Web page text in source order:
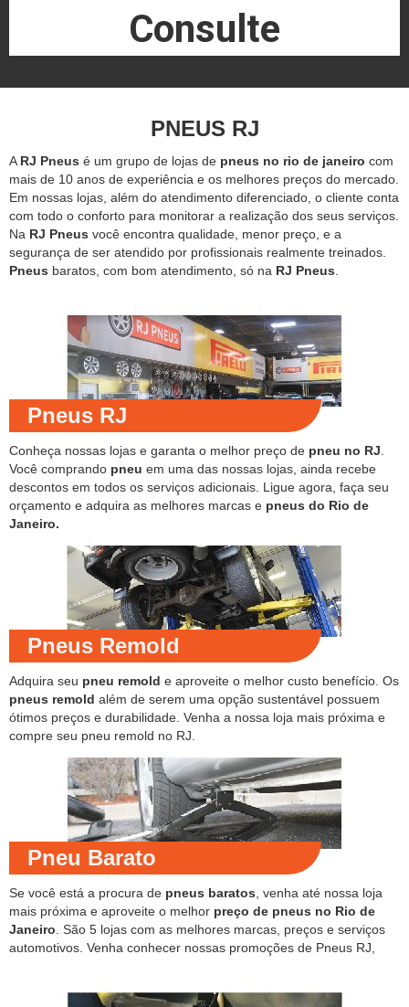
Consulte
PNEUS RJ
A RJ Pneus é um grupo de lojas de pneus no rio de janeiro com
mais de 10 anos de experiência e os melhores preços do mercado.
Em nossas lojas, além do atendimento diferenciado, o cliente conta
com todo o conforto para monitorar a realização dos seus serviços.
Na RJ Pneus você encontra qualidade, menor preço, e a
segurança de ser atendido por profissionais realmente treinados.
Pneus baratos, com bom atendimento, só na RJ Pneus
Pneus RJ
Conheça nossas lojas e garanta o melhor preço de pneu no RJ
Você comprando pneu em uma das nossas lojas, ainda recebe
descontos em todos os serviços adicionais. Ligue agora, faça seu
orçamento e adquira as melhores marcas e pneus do Rio de
Janeiro.
Pneus Remold
Adquira seu pneu remold e aproveite o melhor custo benefício. Os
pneus remold além de serem uma opção sustentável possuem
ótimos preços e durabilidade. Venha a nossa loja mais próxima e
compre seu pneu remold no RJ.
Pneu Barato
Se você está a procura de pneus baratos , venha até nossa loja
mais próxima e aproveite o melhor preço de pneus no Rio de
Janeiro . São 5 lojas com as melhores marcas, preços e serviços
automotivos. Venha conhecer nossas promoções de Pneus RJ,